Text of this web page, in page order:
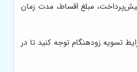
مبلغ اقساط، مدت زمان
تسویه زودهنگام توجه کنید تا در